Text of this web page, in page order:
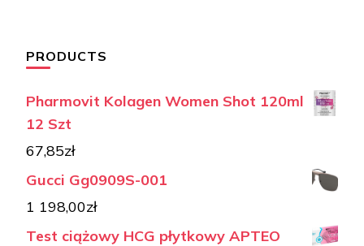
PRODUCTS
Pharmovit Kolagen Women Shot 120ml
12 Szt
67,85zł
Gucci Gg0909S-001
1 198,00zł
Test ciążowy HCG płytkowy APTEO